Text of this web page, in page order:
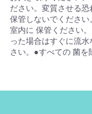
ださい。変質させる
保管しないでくださ
室内に 保管ください
った場合はすぐに流
さい。●すべての 菌を